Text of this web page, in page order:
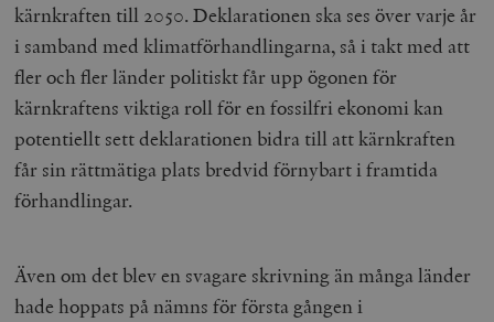
kärnkraften till 2050. Deklarationen ska ses över varje år
i samband med klimatförhandlingarna, så i takt med att
fler och fler länder politiskt får upp ögonen för
kärnkraftens viktiga roll för en fossilfri ekonomi kan
potentiellt sett deklarationen bidra till att kärnkraften
får sin rättmätiga plats bredvid förnybart i framtida
förhandlingar.
Även om det blev en svagare skrivning än många länder
hade hoppats på nämns för första gången i